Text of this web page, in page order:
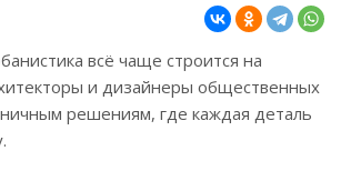
всё чаще строится на
и дизайнеры общественных
решениям, где каждая деталь